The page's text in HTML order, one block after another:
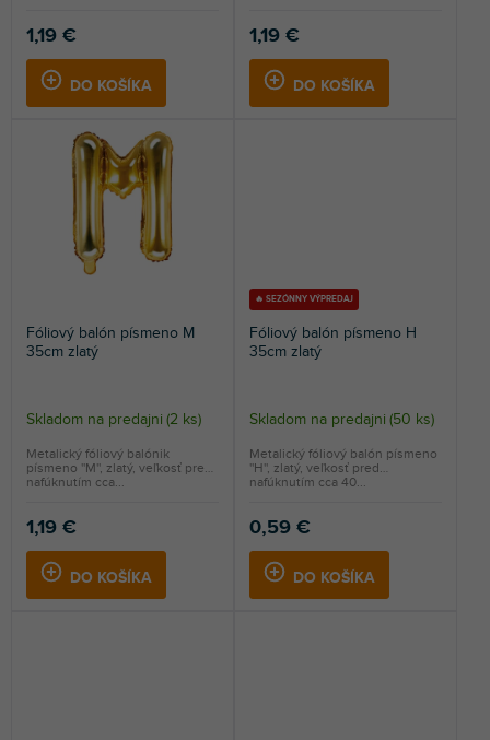
1,19 €
DO KOŠÍKA
1,19 €
DO KOŠÍKA
Fóliový balón písmeno M
35cm zlatý
Skladom na predajni (2 ks)
1,19 €
DO KOŠÍKA
Metalický fóliový balónik
písmeno ''M'', zlatý, veľkosť pred
nafúknutím cca...
🔥 SEZÓNNY VÝPREDAJ
Fóliový balón písmeno H
35cm zlatý
Skladom na predajni (50 ks)
0,59 €
DO KOŠÍKA
Metalický fóliový balón písmeno
''H'', zlatý, veľkosť pred
nafúknutím cca 40...